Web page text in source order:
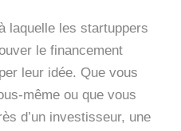
laquelle les startuppers
le financement
leur idée. Que vous
même ou que vous
d’un investisseur, une